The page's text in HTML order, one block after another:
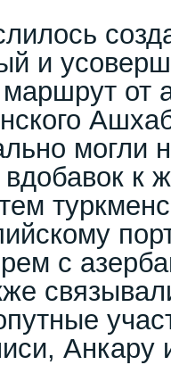
и
от
могли
к
с
Анкару